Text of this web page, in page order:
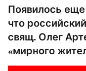
Появилось
что
свящ. Олег
«мирного